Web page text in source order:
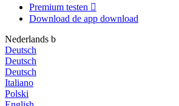
Premium testen 
Download de app download
Nederlands b
Deutsch
Deutsch
Deutsch
Italiano
Polski